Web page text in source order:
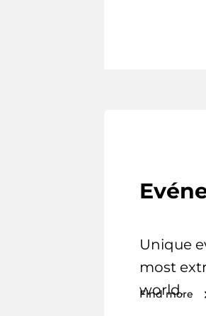
Unique
most
world.
Find more